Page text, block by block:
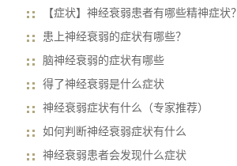
【症状】神经衰弱患者有哪些精神症状？
患上神经衰弱的症状有哪些？
脑神经衰弱的症状有哪些
得了神经衰弱是什么症状
神经衰弱症状有什么（专家推荐）
如何判断神经衰弱症状有什么
神经衰弱患者会发现什么症状